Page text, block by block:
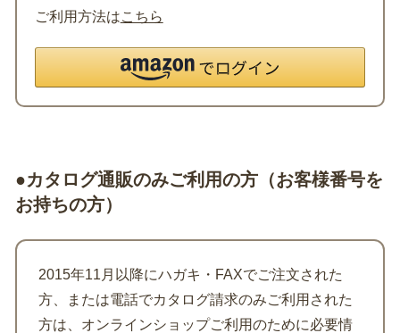
ご利用方法はこちら
●カタログ通販のみご利用の方（お客様番号を
お持ちの方）
2015年11月以降にハガキ・FAXでご注文された
方、または電話でカタログ請求のみご利用された
方は、オンラインショップご利用のために必要情